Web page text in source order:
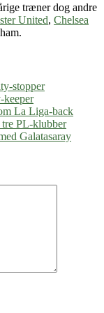
træner dog andre
United, Chelsea
stopper
keeper
La Liga-back
PL-klubber
Galatasaray